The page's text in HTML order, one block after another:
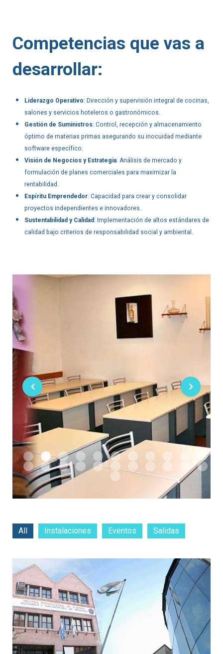
Competencias que vas a
desarrollar:
Liderazgo Operativo: Dirección y supervisión integral de cocinas,
salones y servicios hoteleros o gastronómicos.
Gestión de Suministros: Control, recepción y almacenamiento
óptimo de materias primas asegurando su inocuidad mediante
software específico.
Visión de Negocios y Estrategia: Análisis de mercado y
formulación de planes comerciales para maximizar la
rentabilidad.
Espíritu Emprendedor: Capacidad para crear y consolidar
proyectos independientes e innovadores.
Sustentabilidad y Calidad : Implementación de altos estándares de
calidad bajo criterios de responsabilidad social y ambiental.
All Instalaciones Eventos Salidas